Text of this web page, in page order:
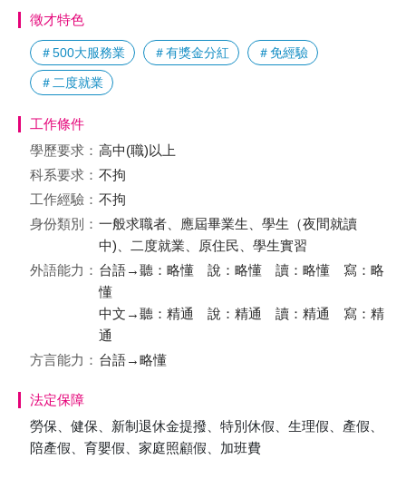
徵才特色
＃500大服務業 ＃有獎金分紅 ＃免經驗
＃二度就業
工作條件
學歷要求： 高中(職)以上
科系要求： 不拘
工作經驗： 不拘
身份類別： 一般求職者、應屆畢業生、學生（夜間就讀
中)、二度就業、原住民、學生實習
外語能力： 台語→聽：略懂 說：略懂 讀：略懂 寫：略
懂
中文→聽：精通 說：精通 讀：精通 寫：精
通
方言能力： 台語→略懂
法定保障
勞保、健保、新制退休金提撥、特別休假、生理假、產假、
陪產假、育嬰假、家庭照顧假、加班費